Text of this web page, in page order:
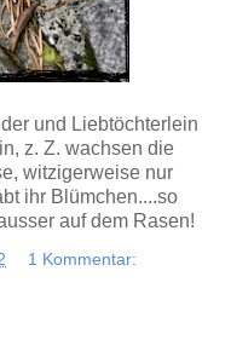
und Liebtöchterlein
z. Z. wachsen die
witzigerweise nur
ihr Blümchen....so
auf dem Rasen!
1 Kommentar: